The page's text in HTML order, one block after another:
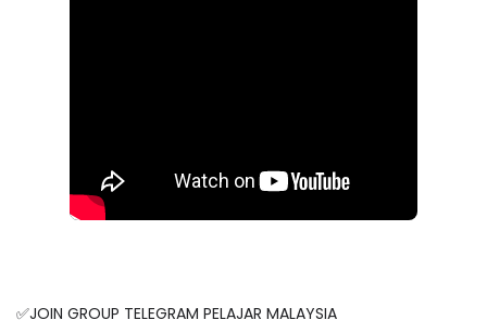
✅JOIN GROUP TELEGRAM PELAJAR MALAYSIA